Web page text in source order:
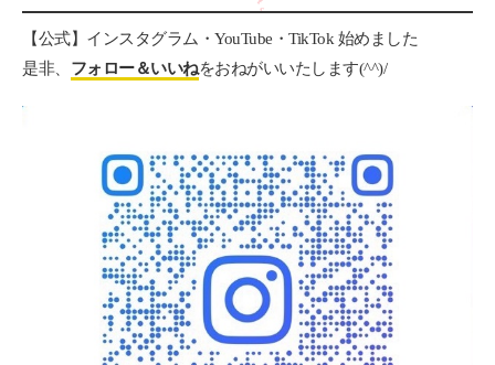
【公式】インスタグラム・YouTube・TikTok 始めました
是非、 フォロー＆いいねをおねがいいたします(^^)/